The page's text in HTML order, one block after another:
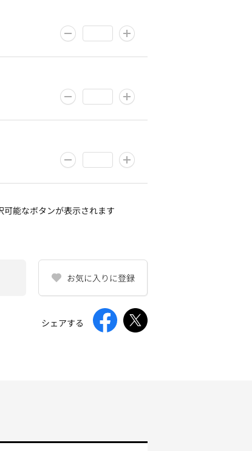
能なボタンが表示されます
お気に入りに登録
シェアする